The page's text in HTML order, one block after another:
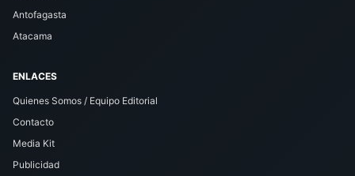
Antofagasta
Atacama
ENLACES
Quienes Somos / Equipo Editorial
Contacto
Media Kit
Publicidad